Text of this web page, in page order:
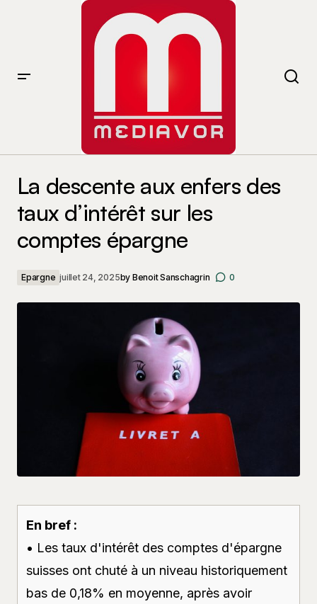
La descente aux enfers des
taux d’intérêt sur les
comptes épargne
Epargne juillet 24, 2025by Benoit Sanschagrin 0
En bref :
• Les taux d'intérêt des comptes d'épargne
suisses ont chuté à un niveau historiquement
bas de 0,18% en moyenne, après avoir